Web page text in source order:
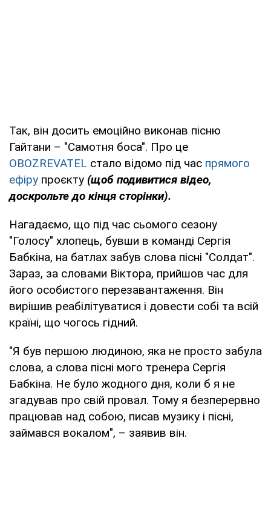
Так, він досить емоційно виконав пісню
Гайтани – "Самотня боса". Про це
OBOZREVATEL стало відомо під час прямого
ефіру проєкту (щоб подивитися відео,
доскрольте до кінця сторінки).
Нагадаємо, що під час сьомого сезону
"Голосу" хлопець, бувши в команді Сергія
Бабкіна, на батлах забув слова пісні "Солдат".
Зараз, за словами Віктора, прийшов час для
його особистого перезавантаження. Він
вирішив реабілітуватися і довести собі та всій
країні, що чогось гідний.
"Я був першою людиною, яка не просто забула
слова, а слова пісні мого тренера Сергія
Бабкіна. Не було жодного дня, коли б я не
згадував про свій провал. Тому я безперервно
працював над собою, писав музику і пісні,
займався вокалом", – заявив він.